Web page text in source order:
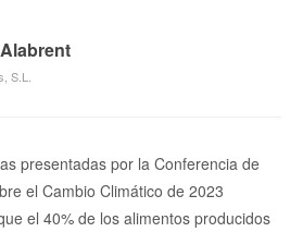
S.L.
presentadas por la Conferencia de
el Cambio Climático de 2023
el 40% de los alimentos producidos